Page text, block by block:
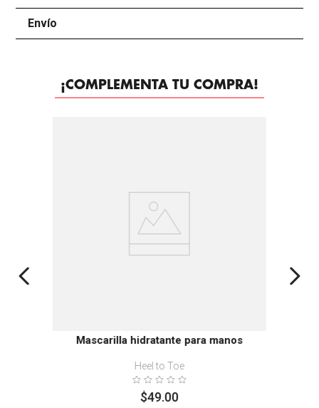
Envío
¡COMPLEMENTA TU COMPRA!
Mascarilla hidratante para manos
Heel to Toe
$49.00